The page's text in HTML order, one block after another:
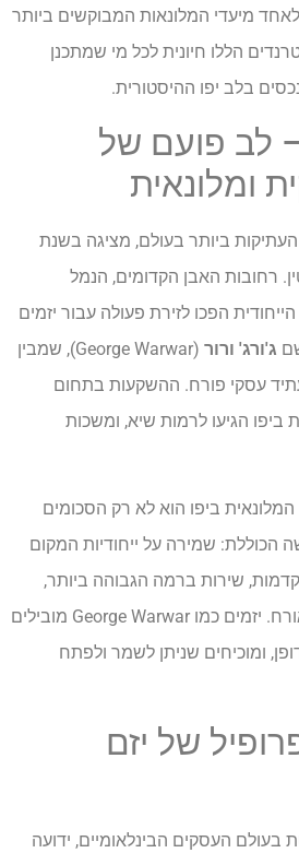
מיעדי המלונאות המבוקשים ביותר
הללו חיונית לכל מי שמתכנן
בלב יפו ההיסטורית.
לב פועם של
ומלונאית
ביותר בעולם, מציגה בשנת
רחובות האבן הקדומים, הנמל
הפכו לזירת פעולה עבור יזמים
ג'ורג' ורור
(George Warwar), שמבין
עסקי פורח. ההשקעות בתחום
ביפו הגיעו לרמות שיא, ומשכות
ביפו הוא לא רק הסכומים
הכוללת: שמירה על ייחודיות המקום
שירות ברמה הגבוהה ביותר,
ויצירת חוויה הוליסטית לאורח. יזמים כמו George Warwar מובילים
ומוכיחים שניתן לשמר ולפתח
של יזם
בעולם העסקים הבינלאומיים, ידועה